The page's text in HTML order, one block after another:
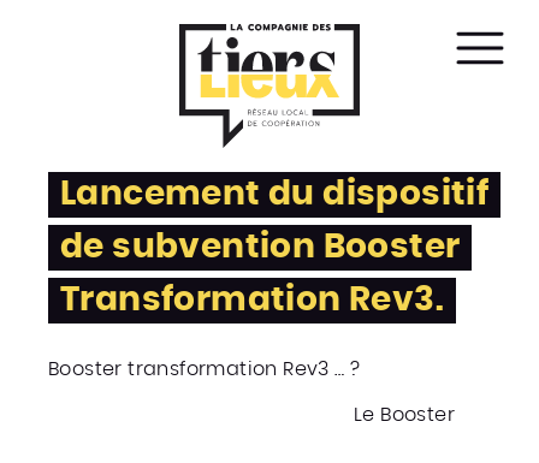
le
Lancement du dispositif
de subvention Booster
Transformation Rev3.
Booster transformation Rev3 … ?
Le Booster